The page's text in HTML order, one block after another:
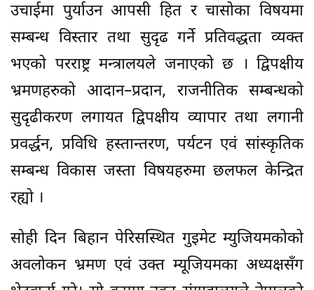
उचाईमा पुर्याउन आपसी हित र चासोका विषयमा
सम्बन्ध विस्तार तथा सुदृढ गर्ने प्रतिवद्धता व्यक्त
भएको परराष्ट्र मन्त्रालयले जनाएको छ । द्विपक्षीय
भ्रमणहरुको आदान–प्रदान, राजनीतिक सम्बन्धको
सुदृढीकरण लगायत द्विपक्षीय व्यापार तथा लगानी
प्रवर्द्धन, प्रविधि हस्तान्तरण, पर्यटन एवं सांस्कृतिक
सम्बन्ध विकास जस्ता विषयहरुमा छलफल केन्द्रित
रह्यो ।
सोही दिन बिहान पेरिसस्थित गुइमेट म्युजियमकोको
अवलोकन भ्रमण एवं उक्त म्यूजियमका अध्यक्षसँग